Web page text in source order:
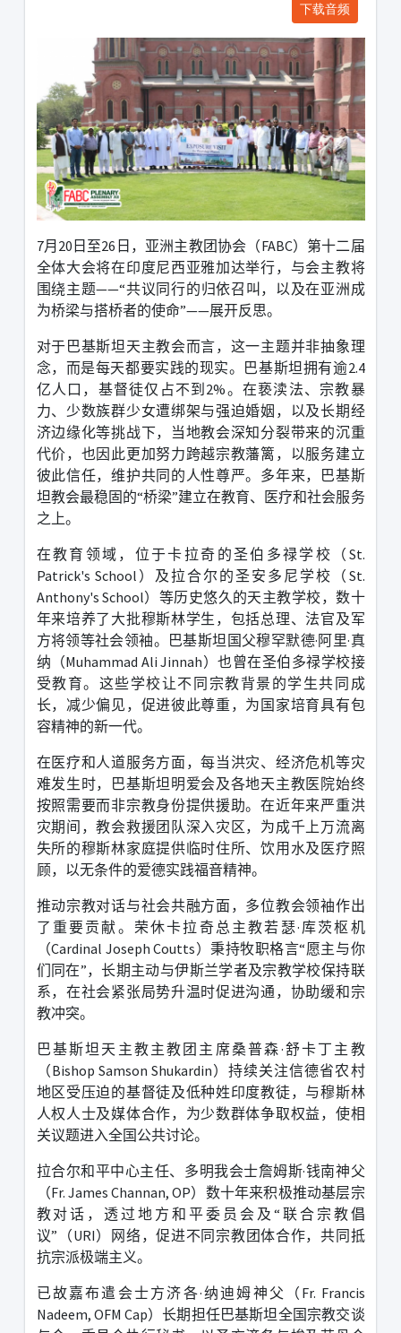
下载音频
7月20日至26 日，亚洲主教团协会（FABC）第十二届
全体大会将在印度尼西亚雅加达举行，与会主教将
围绕主题——“共议同行的归依召叫，以及在亚洲成
为桥梁与搭桥者的使命”——展开反思。
对于巴基斯坦天主教会而言，这一主题并非抽象理
念，而是每天都要实践的现实。巴基斯坦拥有逾2.4
亿人口，基督徒仅占不到2%。在亵渎法、宗教暴
力、少数族群少女遭绑架与强迫婚姻，以及长期经
济边缘化等挑战下，当地教会深知分裂带来的沉重
代价，也因此更加努力跨越宗教藩篱，以服务建立
彼此信任，维护共同的人性尊严。 多年来，巴基斯
坦教会最稳固的“桥梁”建立在教育、医疗和社会服务
之上。
在教育领域，位于卡拉奇的圣伯多禄学校（ St.
Patrick's School ）及拉合尔的圣安多尼学校（ St.
Anthony's School）等历史悠久的天主教学校，数十
年来培养了大批穆斯林学生，包括总理、法官及军
方将领等社会领袖。巴基斯坦国父穆罕默德·阿里·真
纳（Muhammad Ali Jinnah）也曾在圣伯多禄学校接
受教育。这些学校让不同宗教背景的学生共同成
长，减少偏见，促进彼此尊重，为国家培育具有包
容精神的新一代。
在医疗和人道服务方面，每当洪灾、经济危机等灾
难发生时，巴基斯坦明爱会及各地天主教医院始终
按照需要而非宗教身份提供援助。在近年来严重洪
灾期间，教会救援团队深入灾区，为成千上万流离
失所的穆斯林家庭提供临时住所、饮用水及医疗照
顾，以无条件的爱德实践福音精神。
推动宗教对话与社会共融方面，多位教会领袖作出
了重要贡献。 荣休卡拉奇总主教若瑟· 库茨枢机
（Cardinal Joseph Coutts）秉持牧职格言“愿主与你
们同在”，长期主动与伊斯兰学者及宗教学校保持联
系，在社会紧张局势升温时促进沟通，协助缓和宗
教冲突。
巴基斯坦天主教主教团主席桑普森·舒卡丁主教
（Bishop Samson Shukardin）持续关注信德省农村
地区受压迫的基督徒及低种姓印度教徒，与穆斯林
人权人士及媒体合作，为少数群体争取权益，使相
关议题进入全国公共讨论。
拉合尔和平中心主任、多明我会士詹姆斯·钱南神父
（Fr. James Channan, OP）数十年来积极推动基层宗
教对话，透过地方和平委员会及 “ 联合宗教倡
议” （URI）网络，促进不同宗教团体合作，共同抵
抗宗派极端主义。
已故嘉布遣会士方济各·纳迪姆神父（ Fr. Francis
Nadeem, OFM Cap）长期担任巴基斯坦全国宗教交谈